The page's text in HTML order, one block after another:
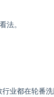
法。
业都在轮番